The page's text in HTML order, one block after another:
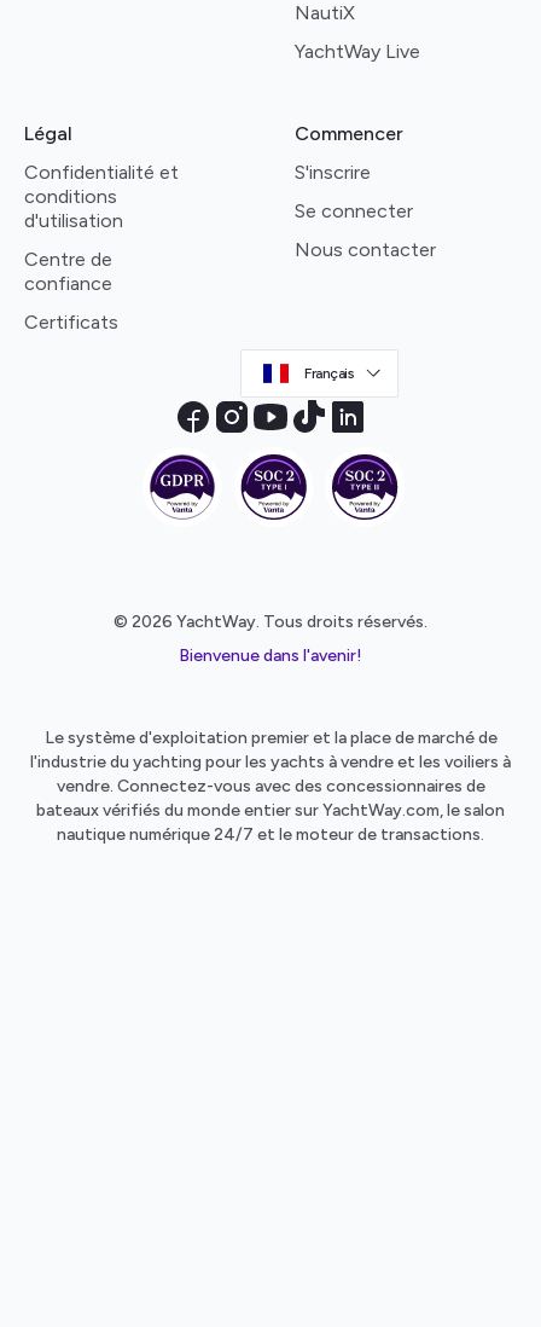
NautiX
YachtWay Live
Légal
Confidentialité et
conditions
d'utilisation
Centre de
confiance
Certificats
Commencer
S'inscrire
Se connecter
Nous contacter
Français
© 2026 YachtWay. Tous droits réservés.
Bienvenue dans l'avenir!
Le système d'exploitation premier et la place de marché de
l'industrie du yachting pour les yachts à vendre et les voiliers à
vendre. Connectez-vous avec des concessionnaires de
bateaux vérifiés du monde entier sur YachtWay.com, le salon
nautique numérique 24/7 et le moteur de transactions.